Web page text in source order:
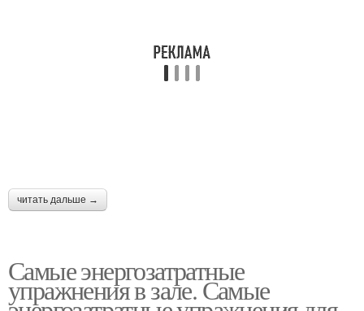
читать дальше →
Самые энергозатратные
упражнения в зале. Самые